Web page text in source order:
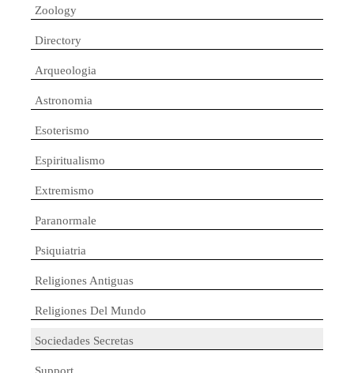
Zoology
Directory
Arqueologia
Astronomia
Esoterismo
Espiritualismo
Extremismo
Paranormale
Psiquiatria
Religiones Antiguas
Religiones Del Mundo
Sociedades Secretas